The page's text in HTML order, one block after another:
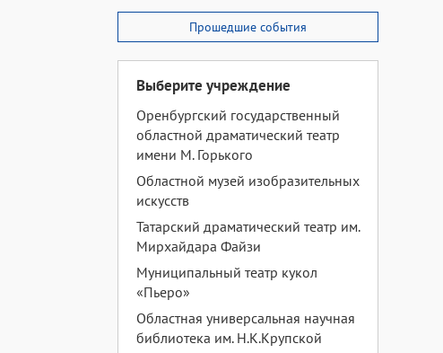
Прошедшие события
Выберите учреждение
Оренбургский государственный
областной драматический театр
имени М. Горького
Областной музей изобразительных
искусств
Татарский драматический театр им.
Мирхайдара Файзи
Муниципальный театр кукол
«Пьеро»
Областная универсальная научная
библиотека им. Н.К.Крупской